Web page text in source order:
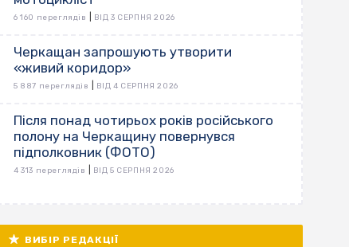
6 160 переглядів ВІД 3 СЕРПНЯ 2026
Черкащан запрошують утворити
«живий коридор»
5 887 переглядів ВІД 4 СЕРПНЯ 2026
Після понад чотирьох років російського
полону на Черкащину повернувся
підполковник (ФОТО)
4 313 переглядів ВІД 5 СЕРПНЯ 2026
ВИБІР РЕДАКЦІЇ